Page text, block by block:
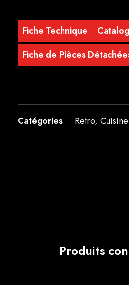
Fiche Technique
Fiche de Pièces
Catégories Retro, Cuisine
Produits